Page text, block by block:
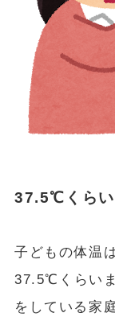
37.5℃くらい
子どもの体温
37.5℃くらい
をしている家